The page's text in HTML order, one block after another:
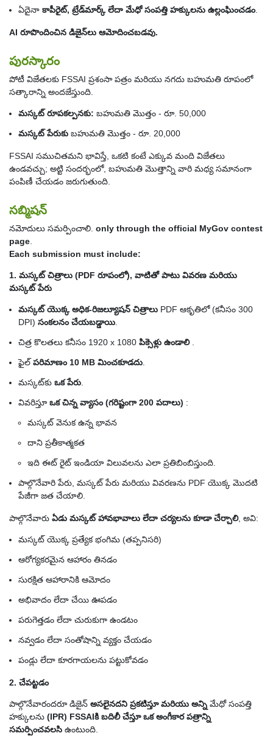
ఏదైనా కాపీరైట్, ట్రేడ్‌మార్క్ లేదా మేధో సంపత్తి హక్కులను ఉల్లంఘించడం.
AI రూపొందించిన డిజైన్‌లు ఆమోదించబడవు.
పురస్కారం
పోటీ విజేతలకు FSSAI ప్రశంసా పత్రం మరియు నగదు బహుమతి రూపంలో
సత్కారాన్ని అందజేస్తుంది.
మస్కట్ రూపకల్పనకు: బహుమతి మొత్తం - రూ. 50,000
మస్కట్ పేరుకు బహుమతి మొత్తం - రూ. 20,000
FSSAI సముచితమని భావిస్తే, ఒకటి కంటే ఎక్కువ మంది విజేతలు
ఉండవచ్చు; అట్టి సందర్భంలో, బహుమతి మొత్తాన్ని వారి మధ్య సమానంగా
పంపిణీ చేయడం జరుగుతుంది.
సబ్మిషన్
నమోదులు సమర్పించాలి. only through the official MyGov contest
page.
Each submission must include:
1. మస్కట్ చిత్రాలు (PDF రూపంలో), వాటితో పాటు వివరణ మరియు
మస్కట్ పేరు
మస్కట్ యొక్క అధిక-రిజల్యూషన్ చిత్రాలు PDF ఆకృతిలో (కనీసం 300
DPI) సంకలనం చేయబడ్డాయి.
చిత్ర కొలతలు కనీసం 1920 x 1080 పిక్సెళ్లు ఉండాలి.
ఫైల్పరిమాణం 10 MB మించకూడదు.
మస్కట్‌కు ఒక పేరు.
వివరిస్తూ ఒక చిన్న వ్యాసం (గరిష్టంగా 200 పదాలు) :
మస్కట్ వెనుక ఉన్న భావన
దాని ప్రతీకాత్మకత
ఇది ఈట్ రైట్ ఇండియా విలువలను ఎలా ప్రతిబింబిస్తుంది.
పాల్గొనేవారి పేరు, మస్కట్ పేరు మరియు వివరణను PDF యొక్క మొదటి
పేజీగా జత చేయాలి.
పాల్గొనేవారు ఏడు మస్కట్ హావభావాలు లేదా చర్యలను కూడా చేర్చాలి, అవి:
మస్కట్ యొక్క ప్రత్యేక భంగిమ (తప్పనిసరి)
ఆరోగ్యకరమైన ఆహారం తినడం
సురక్షిత ఆహారానికి ఆమోదం
అభివాదం లేదా చేయి ఊపడం
పరుగెత్తడం లేదా చురుకుగా ఉండటం
నవ్వడం లేదా సంతోషాన్ని వ్యక్తం చేయడం
పండ్లు లేదా కూరగాయలను పట్టుకోవడం
2. చేపట్టడం
పాల్గొనేవారందరూ డిజైన్ అసలైనదని ప్రకటిస్తూ మరియు అన్ని మేధో సంపత్తి
హక్కులను (IPR) FSSAIకి బదిలీ చేస్తూ ఒక అంగీకార పత్రాన్ని
సమర్పించవలసి ఉంటుంది.